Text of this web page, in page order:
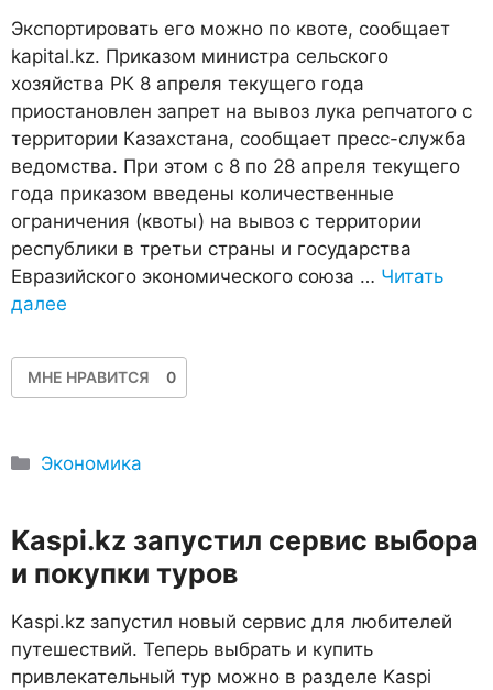
Экспортировать его можно по квоте, сообщает
kapital.kz. Приказом министра сельского
хозяйства РК 8 апреля текущего года
приостановлен запрет на вывоз лука репчатого с
территории Казахстана, сообщает пресс-служба
ведомства. При этом с 8 по 28 апреля текущего
года приказом введены количественные
ограничения (квоты) на вывоз с территории
республики в третьи страны и государства
Евразийского экономического союза … Читать
далее
МНЕ НРАВИТСЯ 0
Рубрики
Экономика
​Kaspi.kz запустил сервис выбора
и покупки туров
Kaspi.kz запустил новый сервис для любителей
путешествий. Теперь выбрать и купить
привлекательный тур можно в разделе Kaspi